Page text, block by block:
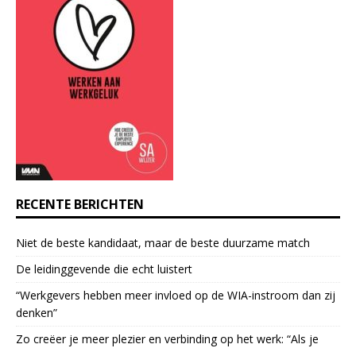
.
l
e
a
s
e
l
RECENTE BERICHTEN
Niet de beste kandidaat, maar de beste duurzame match
De leidinggevende die echt luistert
“Werkgevers hebben meer invloed op de WIA-instroom dan zij
denken”
Zo creëer je meer plezier en verbinding op het werk: “Als je